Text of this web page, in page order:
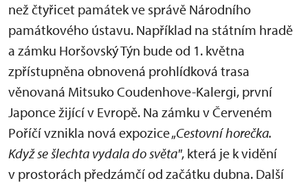
než čtyřicet památek ve správě Národního
památkového ústavu. Například na státním hradě
a zámku Horšovský Týn bude od 1. května
zpřístupněna obnovená prohlídková trasa
věnovaná Mitsuko Coudenhove-Kalergi, první
Japonce žijící v Evropě. Na zámku v Červeném
Poříčí vznikla nová expozice „Cestovní horečka.
Když se šlechta vydala do světa", která je k vidění
v prostorách předzámčí od začátku dubna. Další